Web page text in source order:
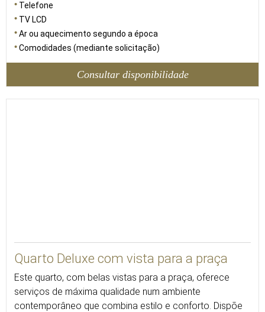
Telefone
TV LCD
Ar ou aquecimento segundo a época
Comodidades (mediante solicitação)
Consultar disponibilidade
Quarto Deluxe com vista para a praça
Este quarto, com belas vistas para a praça, oferece
serviços de máxima qualidade num ambiente
contemporâneo que combina estilo e conforto. Dispõe